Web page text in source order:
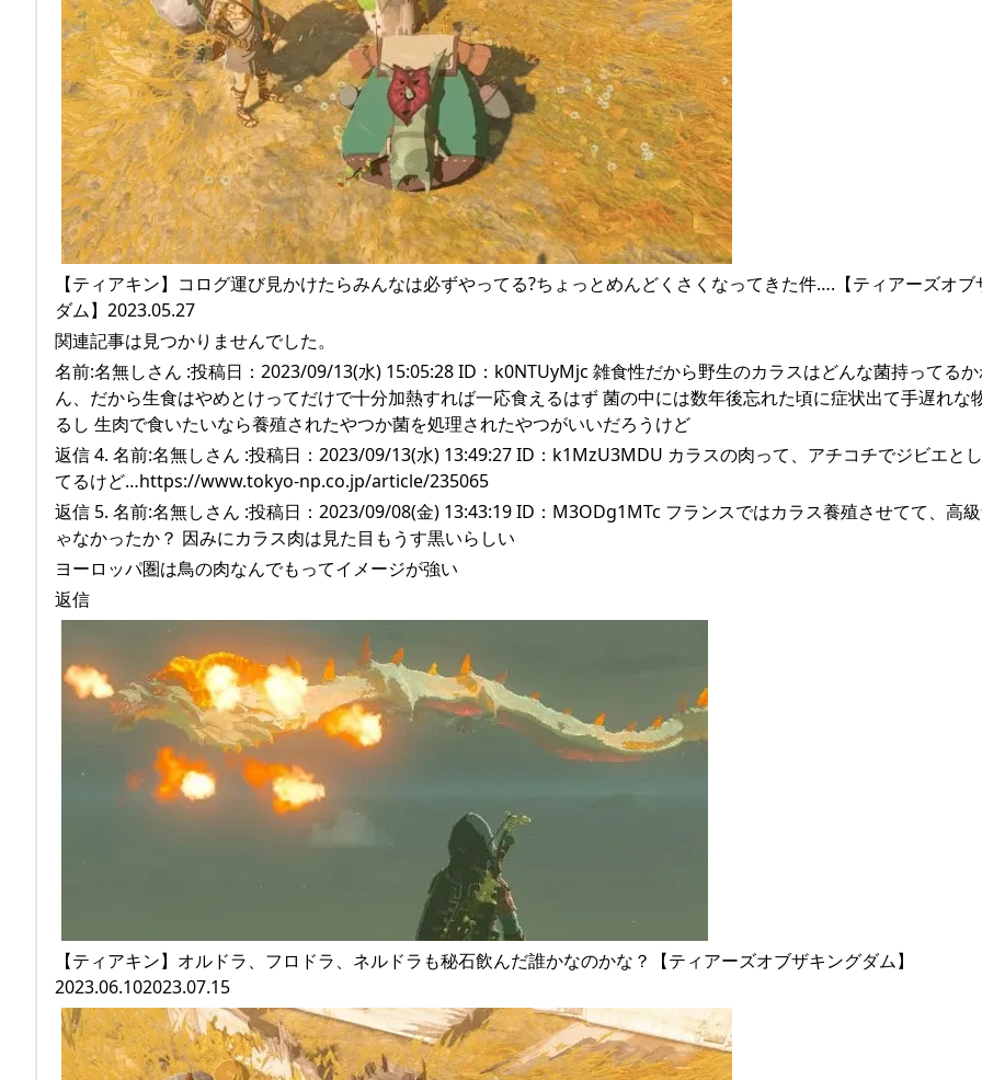
【ティアキン】コログ運び見かけたらみんなは必ずやってる?ちょっとめんどくさくなってきた件….【ティアーズオブ
ダム】2023.05.27
関連記事は見つかりませんでした。
名前:名無しさん :投稿日：2023/09/13(水) 15:05:28 ID：k0NTUyMjc 雑食性だから野生のカラスはどんな菌持ってるか
ん、だから生食はやめとけってだけで十分加熱すれば一応食えるはず 菌の中には数年後忘れた頃に症状出て手遅れな
るし 生肉で食いたいなら養殖されたやつか菌を処理されたやつがいいだろうけど
返信 4. 名前:名無しさん :投稿日：2023/09/13(水) 13:49:27 ID：k1MzU3MDU カラスの肉って、アチコチでジビエと
てるけど…https://www.tokyo-np.co.jp/article/235065
返信 5. 名前:名無しさん :投稿日：2023/09/08(金) 13:43:19 ID：M3ODg1MTc フランスではカラス養殖させてて、高
ゃなかったか？ 因みにカラス肉は見た目もうす黒いらしい
ヨーロッパ圏は鳥の肉なんでもってイメージが強い
返信
【ティアキン】オルドラ、フロドラ、ネルドラも秘石飲んだ誰かなのかな？【ティアーズオブザキングダム】
2023.06.102023.07.15